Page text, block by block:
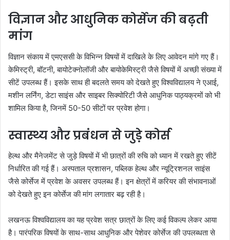
विज्ञान और आधुनिक कोर्सेज की बढ़ती
मांग
विज्ञान संकाय में एमएससी के विभिन्न विषयों में दाखिले के लिए आवेदन मांगे गए हैं।
केमिस्ट्री, बॉटनी, बायोटेक्नोलॉजी और बायोकेमिस्ट्री जैसे विषयों में अच्छी संख्या में
सीटें उपलब्ध हैं। इसके साथ ही बदलते समय को देखते हुए विश्वविद्यालय ने एआई,
मशीन लर्निंग, डेटा साइंस और साइबर सिक्योरिटी जैसे आधुनिक पाठ्यक्रमों को भी
शामिल किया है, जिनमें 50-50 सीटों पर प्रवेश होगा।
स्वास्थ्य और प्रबंधन से जुड़े कोर्स
हेल्थ और मैनेजमेंट से जुड़े विषयों में भी छात्रों की रुचि को ध्यान में रखते हुए सीटें
निर्धारित की गई हैं। अस्पताल प्रशासन, पब्लिक हेल्थ और न्यूट्रिशनल साइंस
जैसे कोर्सेज में प्रवेश के अवसर उपलब्ध हैं। इन क्षेत्रों में करियर की संभावनाओं
को देखते हुए इन कोर्सेज की मांग लगातार बढ़ रही है।
लखनऊ विश्वविद्यालय का यह प्रवेश सत्र छात्रों के लिए कई विकल्प लेकर आया
है। पारंपरिक विषयों के साथ-साथ आधुनिक और पेशेवर कोर्सेज की उपलब्धता से